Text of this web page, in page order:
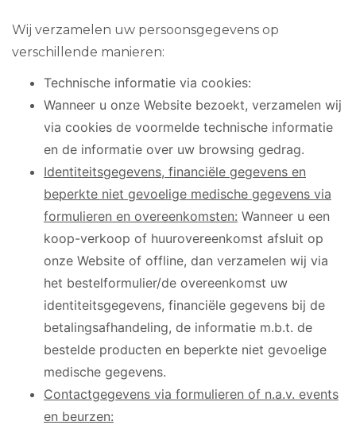
Wij verzamelen uw persoonsgegevens op
verschillende manieren:
Technische informatie via cookies:
Wanneer u onze Website bezoekt, verzamelen wij
via cookies de voormelde technische informatie
en de informatie over uw browsing gedrag.
Identiteitsgegevens, financiële gegevens en
beperkte niet gevoelige medische gegevens via
formulieren en overeenkomsten: Wanneer u een
koop-verkoop of huurovereenkomst afsluit op
onze Website of offline, dan verzamelen wij via
het bestelformulier/de overeenkomst uw
identiteitsgegevens, financiële gegevens bij de
betalingsafhandeling, de informatie m.b.t. de
bestelde producten en beperkte niet gevoelige
medische gegevens.
Contactgegevens via formulieren of n.a.v. events
en beurzen: